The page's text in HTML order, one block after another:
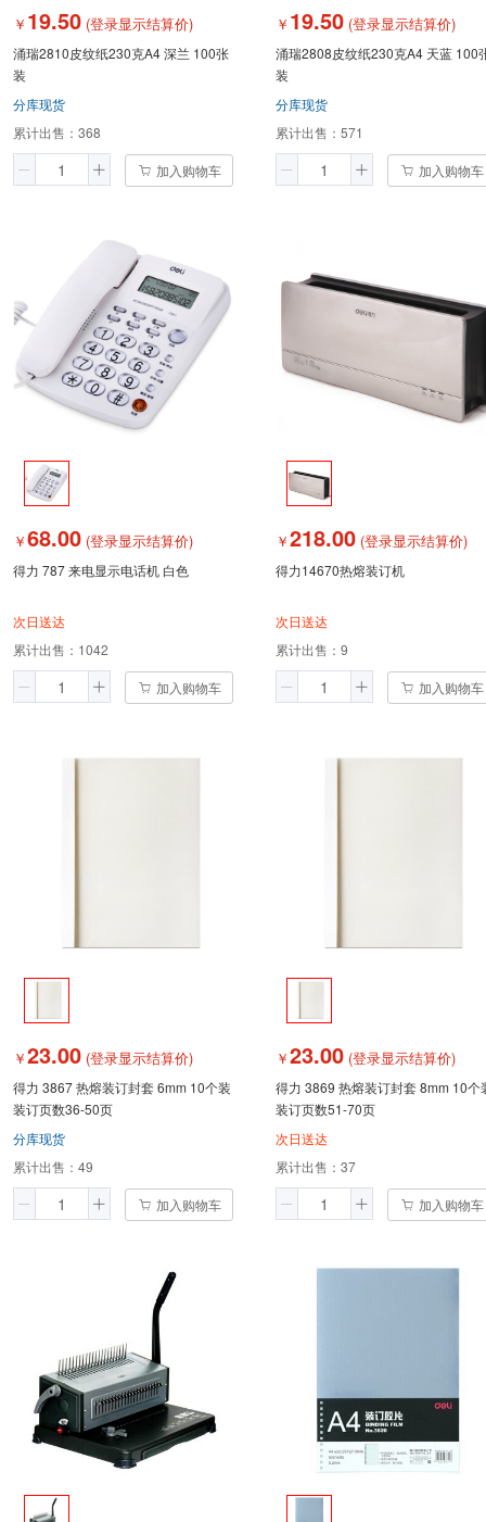
￥ 19.50 (登录显示结算价)
涌瑞2810皮纹纸230克A4 深兰 100张
装
分库现货
累计出售： 368
加入购物车
￥ 19.50 (登录显示结算价)
涌瑞2808皮纹纸230克A4 天蓝 100
装
分库现货
累计出售： 571
加入购物车
￥68.00 (登录显示结算价)
得力 787 来电显示电话机 白色
次日送达
累计出售： 1042
加入购物车
￥218.00 (登录显示结算价)
得力14670热熔装订机
次日送达
累计出售： 9
加入购物车
￥23.00 (登录显示结算价)
得力 3867 热熔装订封套 6mm 10个装
装订页数36-50页
分库现货
累计出售： 49
加入购物车
￥23.00 (登录显示结算价)
得力 3869 热熔装订封套 8mm 10个
装订页数51-70页
次日送达
累计出售： 37
加入购物车